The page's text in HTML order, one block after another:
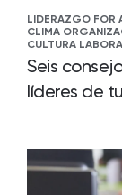
LIDERAZGO FOR
CLIMA
CULTURA
Seis
líderes de